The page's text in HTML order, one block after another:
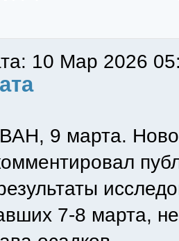
10 Мар 2026
9 марта.
7-8 марта,